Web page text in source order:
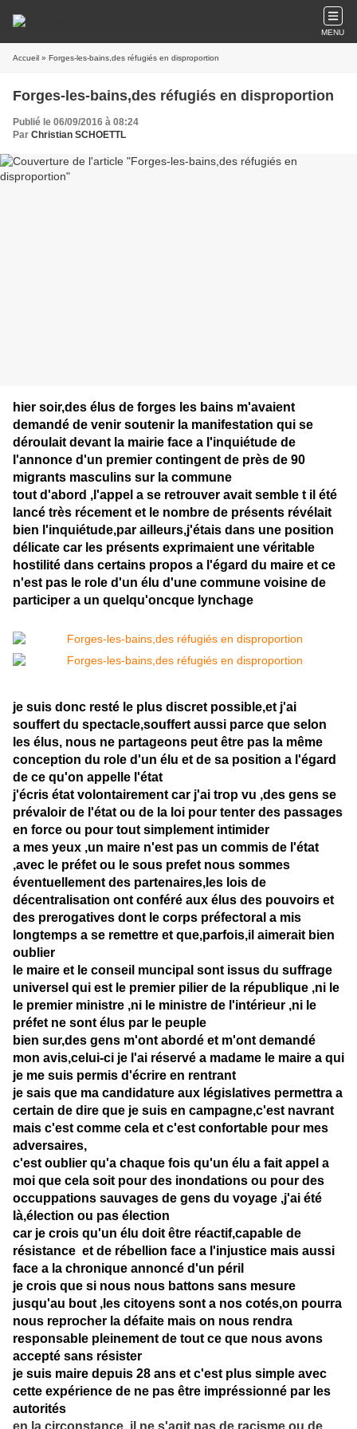
MENU
Accueil » Forges-les-bains,des réfugiés en disproportion
Forges-les-bains,des réfugiés en disproportion
Publié le 06/09/2016 à 08:24
Par Christian SCHOETTL
hier soir,des élus de forges les bains m'avaient
demandé de venir soutenir la manifestation qui se
déroulait devant la mairie face a l'inquiétude de
l'annonce d'un premier contingent de près de 90
migrants masculins sur la commune
tout d'abord ,l'appel a se retrouver avait semble t il été
lancé très récement et le nombre de présents révélait
bien l'inquiétude,par ailleurs,j'étais dans une position
délicate car les présents exprimaient une véritable
hostilité dans certains propos a l'égard du maire et ce
n'est pas le role d'un élu d'une commune voisine de
participer a un quelqu'oncque lynchage
je suis donc resté le plus discret possible,et j'ai
souffert du spectacle,souffert aussi parce que selon
les élus, nous ne partageons peut être pas la même
conception du role d'un élu et de sa position a l'égard
de ce qu'on appelle l'état
j'écris état volontairement car j'ai trop vu ,des gens se
prévaloir de l'état ou de la loi pour tenter des passages
en force ou pour tout simplement intimider
a mes yeux ,un maire n'est pas un commis de l'état
,avec le préfet ou le sous prefet nous sommes
éventuellement des partenaires,les lois de
décentralisation ont conféré aux élus des pouvoirs et
des prerogatives dont le corps préfectoral a mis
longtemps a se remettre et que,parfois,il aimerait bien
oublier
le maire et le conseil muncipal sont issus du suffrage
universel qui est le premier pilier de la république ,ni le
le premier ministre ,ni le ministre de l'intérieur ,ni le
préfet ne sont élus par le peuple
bien sur,des gens m'ont abordé et m'ont demandé
mon avis,celui-ci je l'ai réservé a madame le maire a qui
je me suis permis d'écrire en rentrant
je sais que ma candidature aux législatives permettra a
certain de dire que je suis en campagne,c'est navrant
mais c'est comme cela et c'est confortable pour mes
adversaires,
c'est oublier qu'a chaque fois qu'un élu a fait appel a
moi que cela soit pour des inondations ou pour des
occuppations sauvages de gens du voyage ,j'ai été
là,élection ou pas élection
car je crois qu'un élu doit être réactif,capable de
résistance et de rébellion face a l'injustice mais aussi
face a la chronique annoncé d'un péril
je crois que si nous nous battons sans mesure
jusqu'au bout ,les citoyens sont a nos cotés,on pourra
nous reprocher la défaite mais on nous rendra
responsable pleinement de tout ce que nous avons
accepté sans résister
je suis maire depuis 28 ans et c'est plus simple avec
cette expérience de ne pas être impréssionné par les
autorités